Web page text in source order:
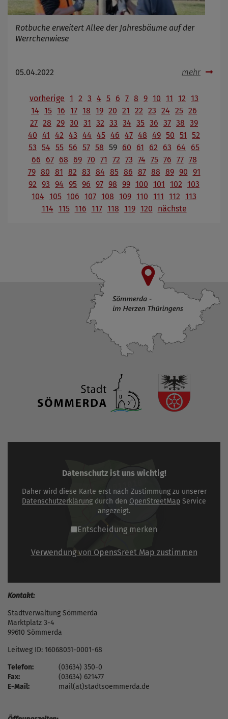
Rotbuche erweitert Allee der Jahresbäume auf der
Werrchenwiese
05.04.2022 mehr
vorherige 1 2 3 4 5 6 7 8 9 10 11 12 13
14 15 16 17 18 19 20 21 22 23 24 25 26
27 28 29 30 31 32 33 34 35 36 37 38 39
40 41 42 43 44 45 46 47 48 49 50 51
52
53 54 55 56 57 58 59 60 61 62 63 64
65
66
67 68 69 70 71 72 73 74 75 76 77 78
79 80 81 82 83 84 85 86 87 88 89 90 91
92 93 94 95 96 97 98 99 100 101 102 103
104 105 106 107 108 109 110 111 112 113
114 115 116 117 118 119 120 nächste
Datenschutz ist uns wichtig!
Daher wird diese Karte erst nach Zustimmung zu unserer
Datenschutzerklärung durch den OpenStreetMap Service
angezeigt.
Entscheidung merken
Verwendung von OpensSreet Map zustimmen
Kontakt:
Stadtverwaltung Sömmerda
Marktplatz 3-4
99610 Sömmerda
Leitweg ID: 16068051-0001-68
Telefon:
(03634) 350-0
Fax:
(03634) 621477
E-Mail:
mail(at)stadtsoemmerda.de